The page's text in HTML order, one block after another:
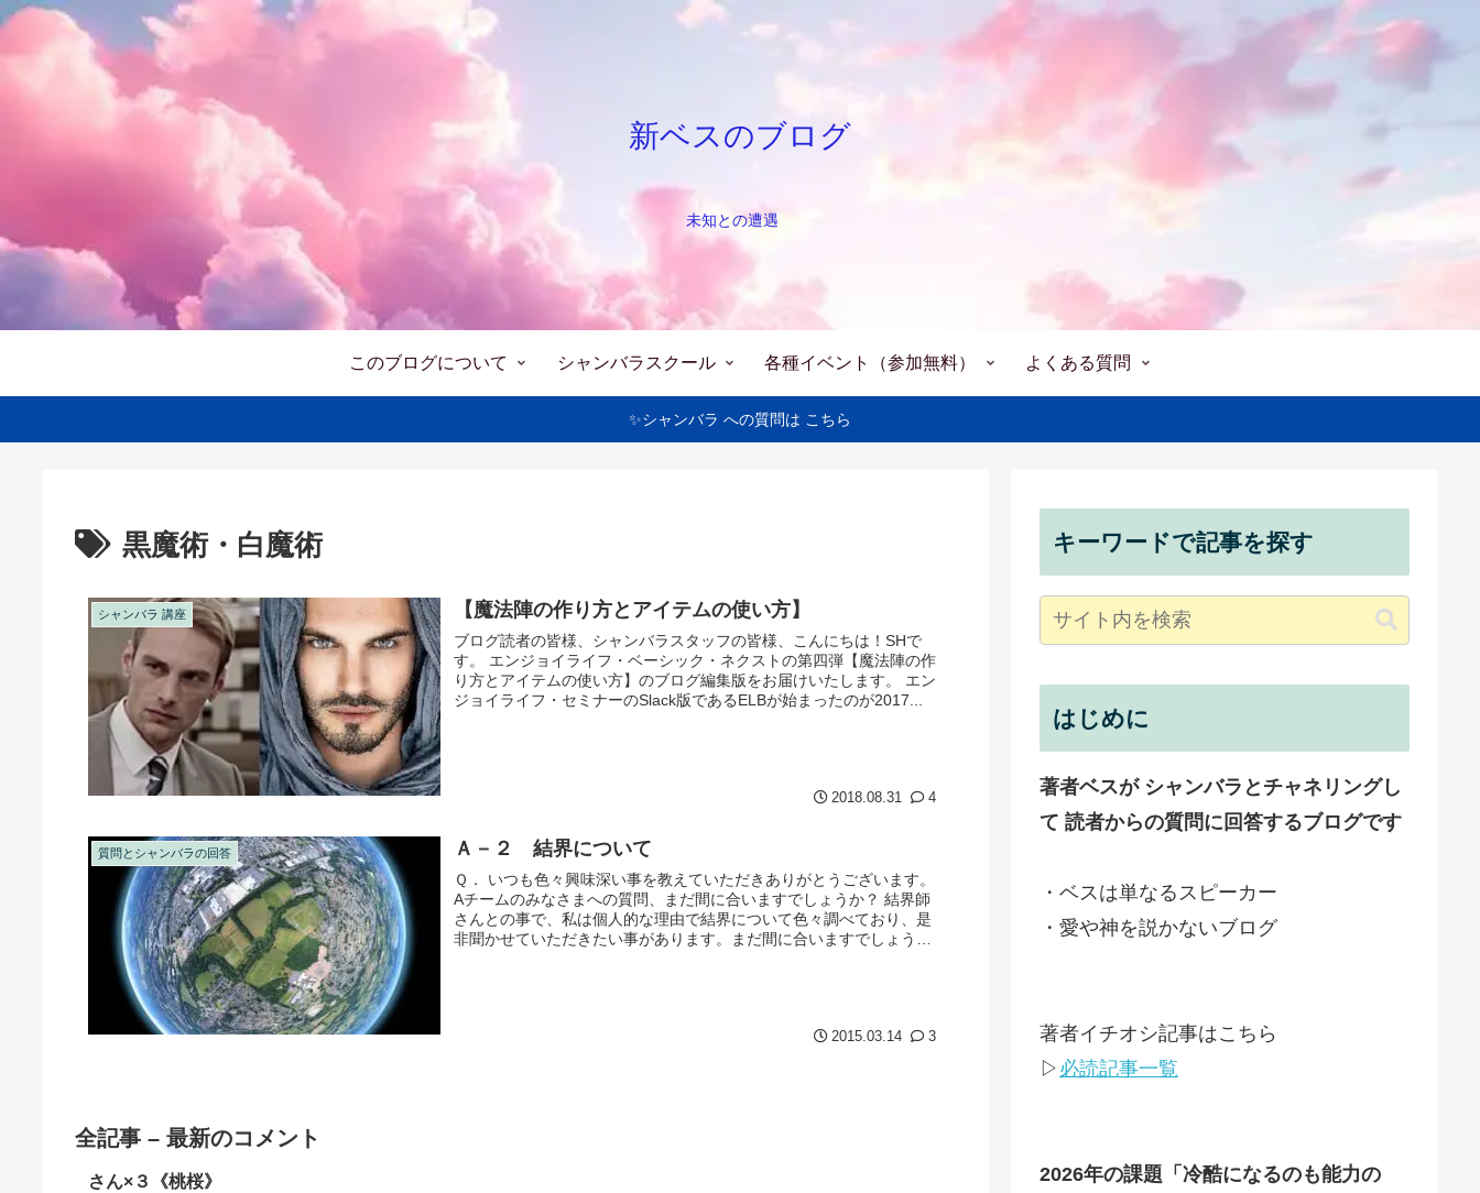
新ベスのブログ
未知との遭遇
このブログについて シャンバラスクール 各種イベント（参加無料） よくある質問
✨シャンバラ への質問は こちら
黒魔術・白魔術
シャンバラ 講座 【魔法陣の作り方とアイテムの使い方】
ブログ読者の皆様、シャンバラスタッフの皆様、こんにちは！SHで
す。 エンジョイライフ・ベーシック・ネクストの第四弾【魔法陣の作
り方とアイテムの使い方】のブログ編集版をお届けいたします。 エン
ジョイライフ・セミナーのSlack版であるELBが始まったのが2017...
2018.08.31 4
質問とシャンバラの回答 Ａ－２ 結界について
Ｑ． いつも色々興味深い事を教えていただきありがとうございます。
Aチームのみなさまへの質問、まだ間に合いますでしょうか？ 結界師
さんとの事で、私は個人的な理由で結界について色々調べており、是
非聞かせていただきたい事があります。まだ間に合いますでしょう
2015.03.14 3
全記事 – 最新のコメント
さん×３《桃桜》
キーワードで記事を探す
はじめに
著者ベスが シャンバラとチャネリングし
て 読者からの質問に回答するブログです
・ベスは単なるスピーカー
・愛や神を説かないブログ
著者イチオシ記事はこちら
▷ 必読記事一覧
2026年の課題 「冷酷になるのも能力の